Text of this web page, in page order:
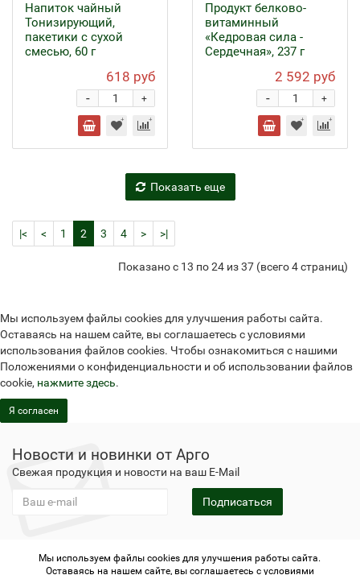
Напиток чайный
Тонизирующий,
пакетики с сухой
смесью, 60 г
618 руб
+
-
Продукт белково-
витаминный
«Кедровая сила -
Сердечная», 237 г
2 592 руб
+
-
Показать еще
|< < 1 2 3 4 > >|
Показано с 13 по 24 из 37 (всего 4 страниц)
Мы используем файлы cookies для улучшения работы сайта.
Оставаясь на нашем сайте, вы соглашаетесь с условиями
использования файлов cookies. Чтобы ознакомиться с нашими
Положениями о конфиденциальности и об использовании файлов
cookie, нажмите здесь.
Я согласен
Новости и новинки от Арго
Свежая продукция и новости на ваш E-Mail
Подписаться
Не является публичной офертой
Политика
Мы используем файлы cookies для улучшения работы сайта.
Оставаясь на нашем сайте, вы соглашаетесь с условиями